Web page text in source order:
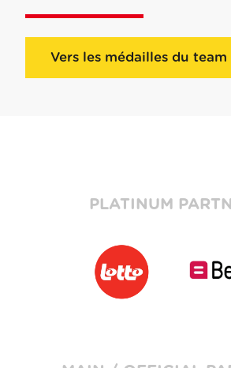
Vers les médailles du
PLATINUM